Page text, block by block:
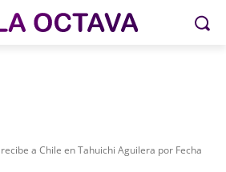
a Chile en Tahuichi Aguilera por Fecha